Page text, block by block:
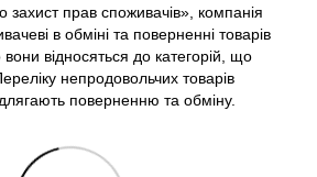
захист прав споживачів», компанія
в обміні та поверненні товарів
відносяться до категорій, що
непродовольчих товарів
поверненню та обміну.